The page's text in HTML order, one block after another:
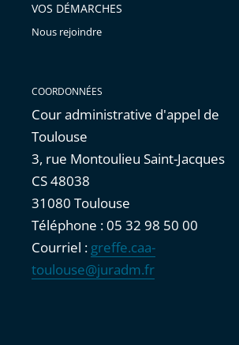
VOS DÉMARCHES
Nous rejoindre
COORDONNÉES
Cour administrative d'appel de
Toulouse
3, rue Montoulieu Saint-Jacques
CS 48038
31080 Toulouse
Téléphone : 05 32 98 50 00
Courriel : greffe.caa-
toulouse@juradm.fr